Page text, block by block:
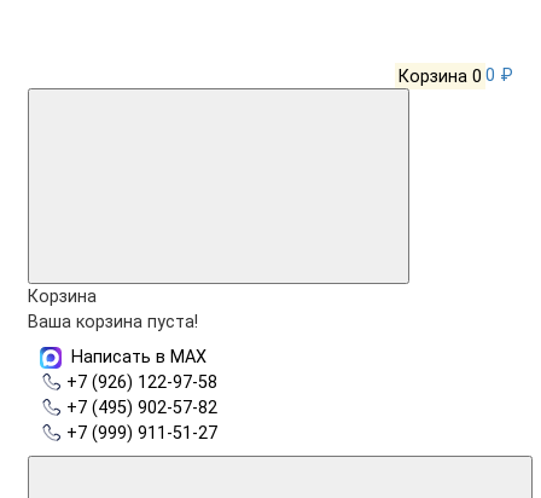
Корзина 0 0 ₽
Корзина
Ваша корзина пуста!
Написать в MAX
+7 (926) 122-97-58
+7 (495) 902-57-82
+7 (999) 911-51-27